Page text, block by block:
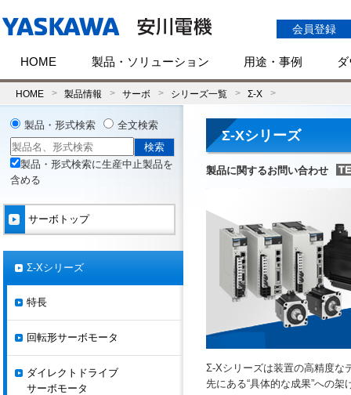
会員登録
HOME 製品・ソリューション 用途・事例
HOME 製品情報 サーボ シリーズ一覧 Σ-X
Σ-Xシリーズ
製品に関するお問い合わせ
Σ-Xシリーズは装置の高精度な
先にある“具体的な成果”への架
製品・形式検索 全文検索
製品・形式検索に生産中止製品を
含める
サーボトップ
Σ-Xシリーズ
特長
回転形サーボモータ
ダイレクトドライブ
サーボモータ